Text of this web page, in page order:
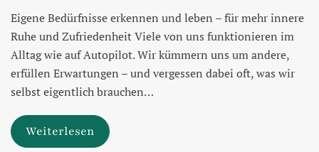
Eigene Bedürfnisse erkennen und leben – für mehr innere
Ruhe und Zufriedenheit Viele von uns funktionieren im
Alltag wie auf Autopilot. Wir kümmern uns um andere,
erfüllen Erwartungen – und vergessen dabei oft, was wir
selbst eigentlich brauchen…
Weiterlesen